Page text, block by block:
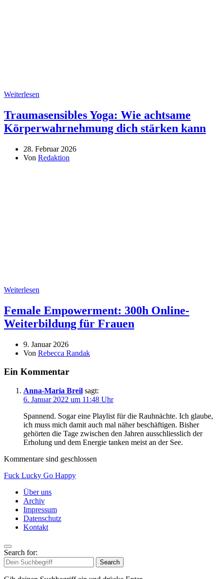
Weiterlesen
Traumasensibles Yoga: Wie achtsame
Körperwahrnehmung dich stärken kann
28. Februar 2026
Von Redaktion
Weiterlesen
Female Empowerment: 300h Online-
Weiterbildung für Frauen
9. Januar 2026
Von Rebecca Randak
Ein Kommentar
Anna-Maria Breil sagt:
6. Januar 2022 um 11:48 Uhr
Spannend. Sogar eine Playlist für die Rauhnächte. Ich glaube,
ich muss mich damit auch mal näher beschäftigen. Bisher
gehörten die Tage zwischen den Jahren ausschliesslich der
Erholung und dem Energie tanken meist an der See.
Kommentare sind geschlossen
Fuck Lucky Go Happy
Über uns
Archiv
Impressum
Datenschutz
Kontakt
Search for:
Search